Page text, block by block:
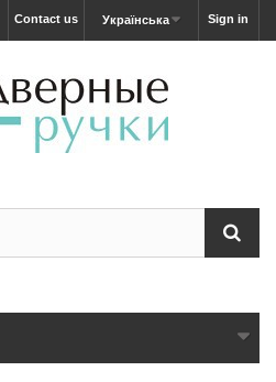
Sign in
Українська
Contact us